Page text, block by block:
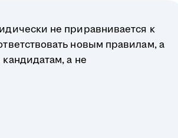
не приравнивается к
новым правилам, а
а не